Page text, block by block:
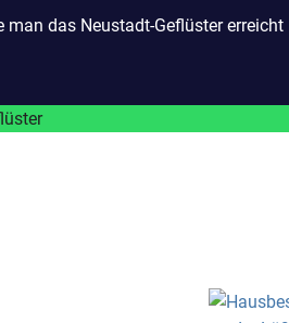
man das Neustadt-Geflüster erreicht